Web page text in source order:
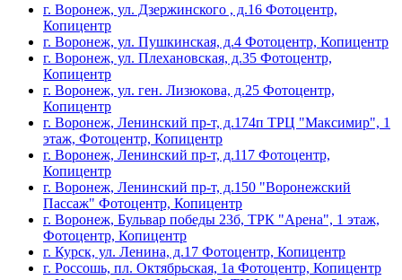
г. Воронеж, ул. Дзержинского , д.16 Фотоцентр,
Копицентр
г. Воронеж, ул. Пушкинская, д.4 Фотоцентр, Копицентр
г. Воронеж, ул. Плехановская, д.35 Фотоцентр,
Копицентр
г. Воронеж, ул. ген. Лизюкова, д.25 Фотоцентр,
Копицентр
г. Воронеж, Ленинский пр-т, д.174п ТРЦ "Максимир", 1
этаж, Фотоцентр, Копицентр
г. Воронеж, Ленинский пр-т, д.117 Фотоцентр,
Копицентр
г. Воронеж, Ленинский пр-т, д.150 "Воронежский
Пассаж" Фотоцентр, Копицентр
г. Воронеж, Бульвар победы 23б, ТРК "Арена", 1 этаж,
Фотоцентр, Копицентр
г. Курск, ул. Ленина, д.17 Фотоцентр, Копицентр
г. Россошь, пл. Октябрьская, 1а Фотоцентр, Копицентр